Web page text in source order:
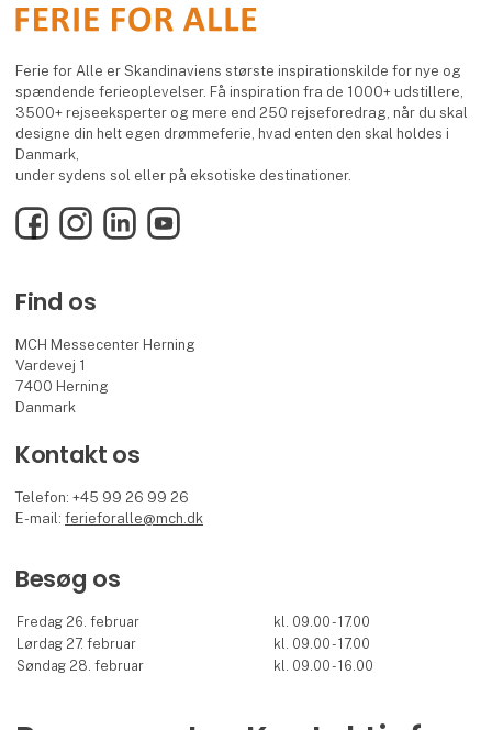
Ferie for Alle er Skandinaviens største inspirationskilde for nye og
spændende ferieoplevelser. Få inspiration fra de 1000+ udstillere,
3500+ rejseeksperter og mere end 250 rejseforedrag, når du skal
designe din helt egen drømmeferie, hvad enten den skal holdes i
Danmark,
under sydens sol eller på eksotiske destinationer.
FacebookInstagramLinkedInYouTube
Find os
MCH Messecenter Herning
Vardevej 1
7400 Herning
Danmark
Kontakt os
Telefon: +45 99 26 99 26
E-mail:ferieforalle@mch.dk
Besøg os
Fredag 26. februar
kl. 09.00 - 17.00
Lørdag 27. februar
kl. 09.00 - 17.00
Søndag 28. februar
kl. 09.00 - 16.00